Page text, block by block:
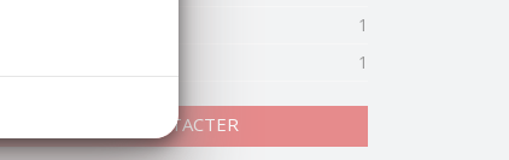
1
1
NOUS CONTACTER